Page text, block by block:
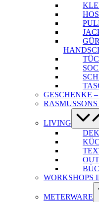
GESCHENKE
LIVING
Menü-
Schalter
WORKSHOPS
METERWARE